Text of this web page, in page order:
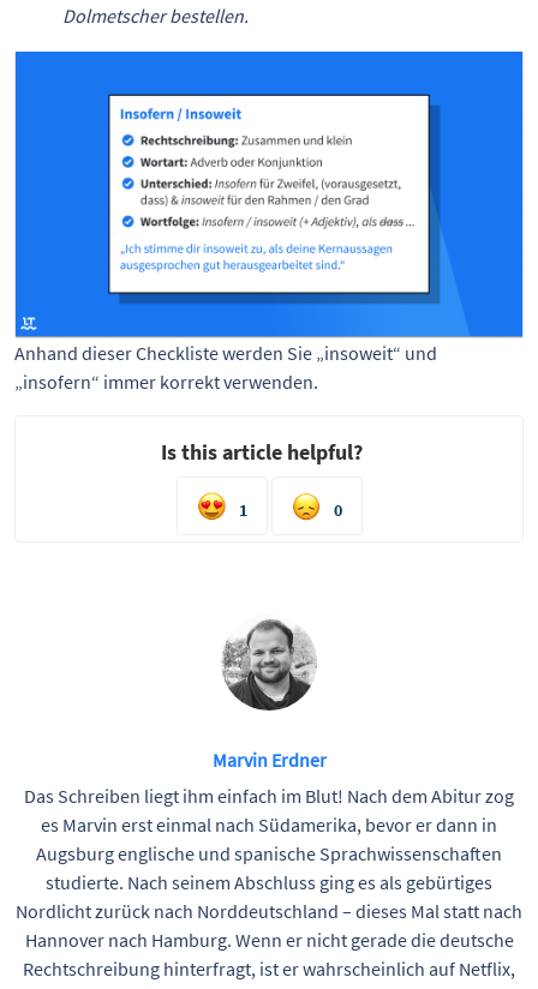
Dolmetscher bestellen.
Anhand dieser Checkliste werden Sie „insoweit“ und
„insofern“ immer korrekt verwenden.
Is this article helpful?
1 0
Marvin Erdner
Das Schreiben liegt ihm einfach im Blut! Nach dem Abitur zog
es Marvin erst einmal nach Südamerika, bevor er dann in
Augsburg englische und spanische Sprachwissenschaften
studierte. Nach seinem Abschluss ging es als gebürtiges
Nordlicht zurück nach Norddeutschland – dieses Mal statt nach
Hannover nach Hamburg. Wenn er nicht gerade die deutsche
Rechtschreibung hinterfragt, ist er wahrscheinlich auf Netflix,